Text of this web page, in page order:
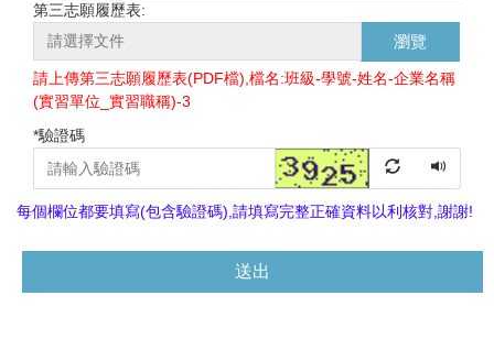
第三志願履歷表:
瀏覽
請上傳第三志願履歷表(PDF檔),檔名:班級-學號-姓名-企業名稱
(實習單位_實習職稱)-3
*驗證碼
每個欄位都要填寫(包含驗證碼),請填寫完整正確資料以利核對,謝謝!
送出